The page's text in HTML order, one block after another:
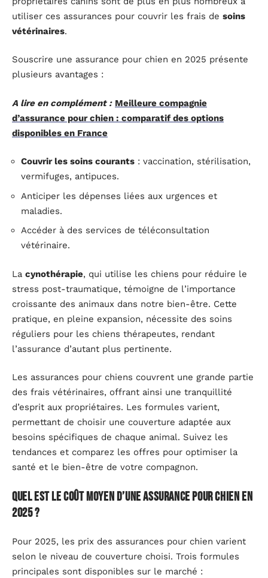
utiliser ces assurances pour couvrir les frais de soins
vétérinaires.
Souscrire une assurance pour chien en 2025 présente
plusieurs avantages :
A lire en complément : Meilleure compagnie
d’assurance pour chien : comparatif des options
disponibles en France
Couvrir les soins courants : vaccination, stérilisation,
vermifuges, antipuces.
Anticiper les dépenses liées aux urgences et
maladies.
Accéder à des services de téléconsultation
vétérinaire.
La cynothérapie, qui utilise les chiens pour réduire le
stress post-traumatique, témoigne de l’importance
croissante des animaux dans notre bien-être. Cette
pratique, en pleine expansion, nécessite des soins
réguliers pour les chiens thérapeutes, rendant
l’assurance d’autant plus pertinente.
Les assurances pour chiens couvrent une grande partie
des frais vétérinaires, offrant ainsi une tranquillité
d’esprit aux propriétaires. Les formules varient,
permettant de choisir une couverture adaptée aux
besoins spécifiques de chaque animal. Suivez les
tendances et comparez les offres pour optimiser la
santé et le bien-être de votre compagnon.
Quel est le coût moyen d’une assurance pour chien en
2025 ?
Pour 2025, les prix des assurances pour chien varient
selon le niveau de couverture choisi. Trois formules
principales sont disponibles sur le marché :